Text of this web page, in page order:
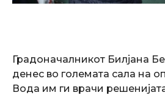
Градоначалникот Билјана
денес во големата сала на
Вода им ги врачи